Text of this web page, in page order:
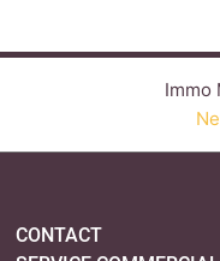
MENTIONS LÉGALES